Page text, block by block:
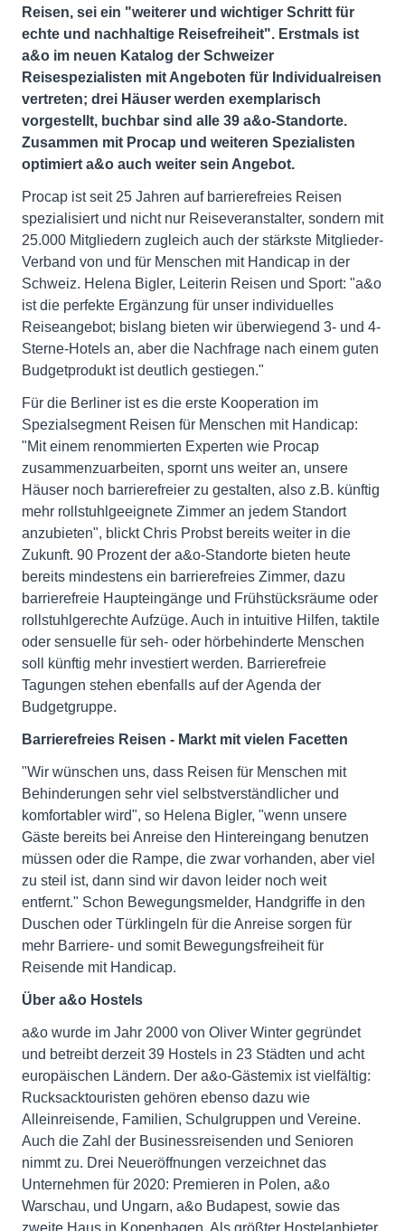
Reisen, sei ein "weiterer und wichtiger Schritt für
echte und nachhaltige Reisefreiheit". Erstmals ist
a&o im neuen Katalog der Schweizer
Reisespezialisten mit Angeboten für Individualreisen
vertreten; drei Häuser werden exemplarisch
vorgestellt, buchbar sind alle 39 a&o-Standorte.
Zusammen mit Procap und weiteren Spezialisten
optimiert a&o auch weiter sein Angebot.
Procap ist seit 25 Jahren auf barrierefreies Reisen
spezialisiert und nicht nur Reiseveranstalter, sondern mit
25.000 Mitgliedern zugleich auch der stärkste Mitglieder-
Verband von und für Menschen mit Handicap in der
Schweiz. Helena Bigler, Leiterin Reisen und Sport: "a&o
ist die perfekte Ergänzung für unser individuelles
Reiseangebot; bislang bieten wir überwiegend 3- und 4-
Sterne-Hotels an, aber die Nachfrage nach einem guten
Budgetprodukt ist deutlich gestiegen."
Für die Berliner ist es die erste Kooperation im
Spezialsegment Reisen für Menschen mit Handicap:
"Mit einem renommierten Experten wie Procap
zusammenzuarbeiten, spornt uns weiter an, unsere
Häuser noch barrierefreier zu gestalten, also z.B. künftig
mehr rollstuhlgeeignete Zimmer an jedem Standort
anzubieten", blickt Chris Probst bereits weiter in die
Zukunft. 90 Prozent der a&o-Standorte bieten heute
bereits mindestens ein barrierefreies Zimmer, dazu
barrierefreie Haupteingänge und Frühstücksräume oder
rollstuhlgerechte Aufzüge. Auch in intuitive Hilfen, taktile
oder sensuelle für seh- oder hörbehinderte Menschen
soll künftig mehr investiert werden. Barrierefreie
Tagungen stehen ebenfalls auf der Agenda der
Budgetgruppe.
Barrierefreies Reisen - Markt mit vielen Facetten
"Wir wünschen uns, dass Reisen für Menschen mit
Behinderungen sehr viel selbstverständlicher und
komfortabler wird", so Helena Bigler, "wenn unsere
Gäste bereits bei Anreise den Hintereingang benutzen
müssen oder die Rampe, die zwar vorhanden, aber viel
zu steil ist, dann sind wir davon leider noch weit
entfernt." Schon Bewegungsmelder, Handgriffe in den
Duschen oder Türklingeln für die Anreise sorgen für
mehr Barriere- und somit Bewegungsfreiheit für
Reisende mit Handicap.
Über a&o Hostels
a&o wurde im Jahr 2000 von Oliver Winter gegründet
und betreibt derzeit 39 Hostels in 23 Städten und acht
europäischen Ländern. Der a&o-Gästemix ist vielfältig:
Rucksacktouristen gehören ebenso dazu wie
Alleinreisende, Familien, Schulgruppen und Vereine.
Auch die Zahl der Businessreisenden und Senioren
nimmt zu. Drei Neueröffnungen verzeichnet das
Unternehmen für 2020: Premieren in Polen, a&o
Warschau, und Ungarn, a&o Budapest, sowie das